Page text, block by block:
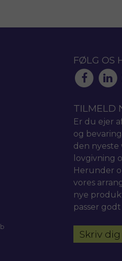
FØLG OS
TILMELD
Er du ejer
og
den nyeste
lovgivning
Herunder
vores
nye
passer
Skriv